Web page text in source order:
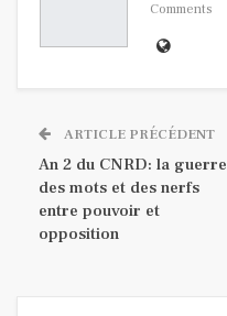
Comments
ARTICLE PRÉCÉDENT
An 2 du CNRD: la guerre
des mots et des nerfs
entre pouvoir et
opposition